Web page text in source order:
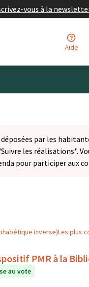
vous à la
Aide
par les
les réalisations".
pour participer aux
inverse)Les plus
PMR à la
au vote